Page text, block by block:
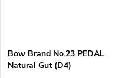
Bow Brand No.23 PEDAL
Natural Gut (D4)